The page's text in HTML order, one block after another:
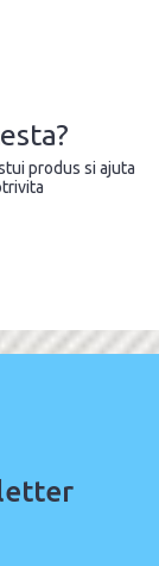
produs si ajuta